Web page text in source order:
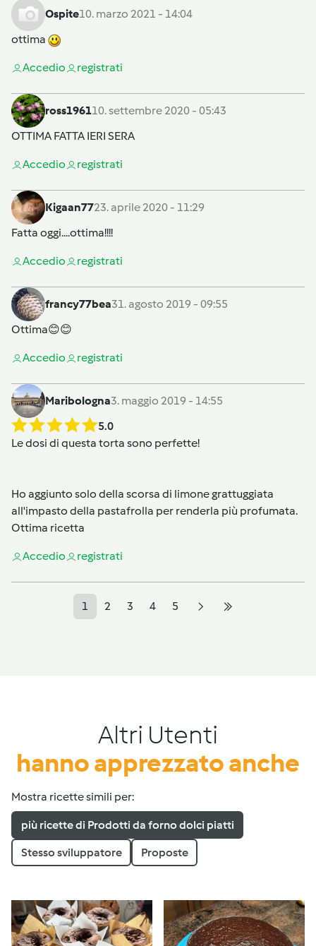
Ospite10. marzo 2021 - 14:04
ottima
Accedio registrati
ross196110. settembre 2020 - 05:43
OTTIMA FATTA IERI SERA
Accedio registrati
Kigaan7723. aprile 2020 - 11:29
Fatta oggi....ottima!!!!
Accedio registrati
francy77bea31. agosto 2019 - 09:55
Ottima😊😊
Accedio registrati
Maribologna3. maggio 2019 - 14:55
5.0
Le dosi di questa torta sono perfette!
Ho aggiunto solo della scorsa di limone grattuggiata
all'impasto della pastafrolla per renderla più profumata.
Ottima ricetta
Accedio registrati
1 2 3 4 5
Altri Utenti
hanno apprezzato anche
Mostra ricette simili per:
più ricette di Prodotti da forno dolci piatti
Stesso sviluppatore Proposte